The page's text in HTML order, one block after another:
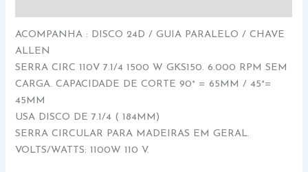
ACOMPANHA : DISCO 24D / GUIA PARALELO / CHAVE
ALLEN
SERRA CIRC 110V 7.1/4 1500 W GKS150. 6.000 RPM SEM
CARGA. CAPACIDADE DE CORTE 90° = 65MM / 45°=
45MM
USA DISCO DE 7.1/4 ( 184MM)
SERRA CIRCULAR PARA MADEIRAS EM GERAL.
VOLTS/WATTS: 1100W 110 V.